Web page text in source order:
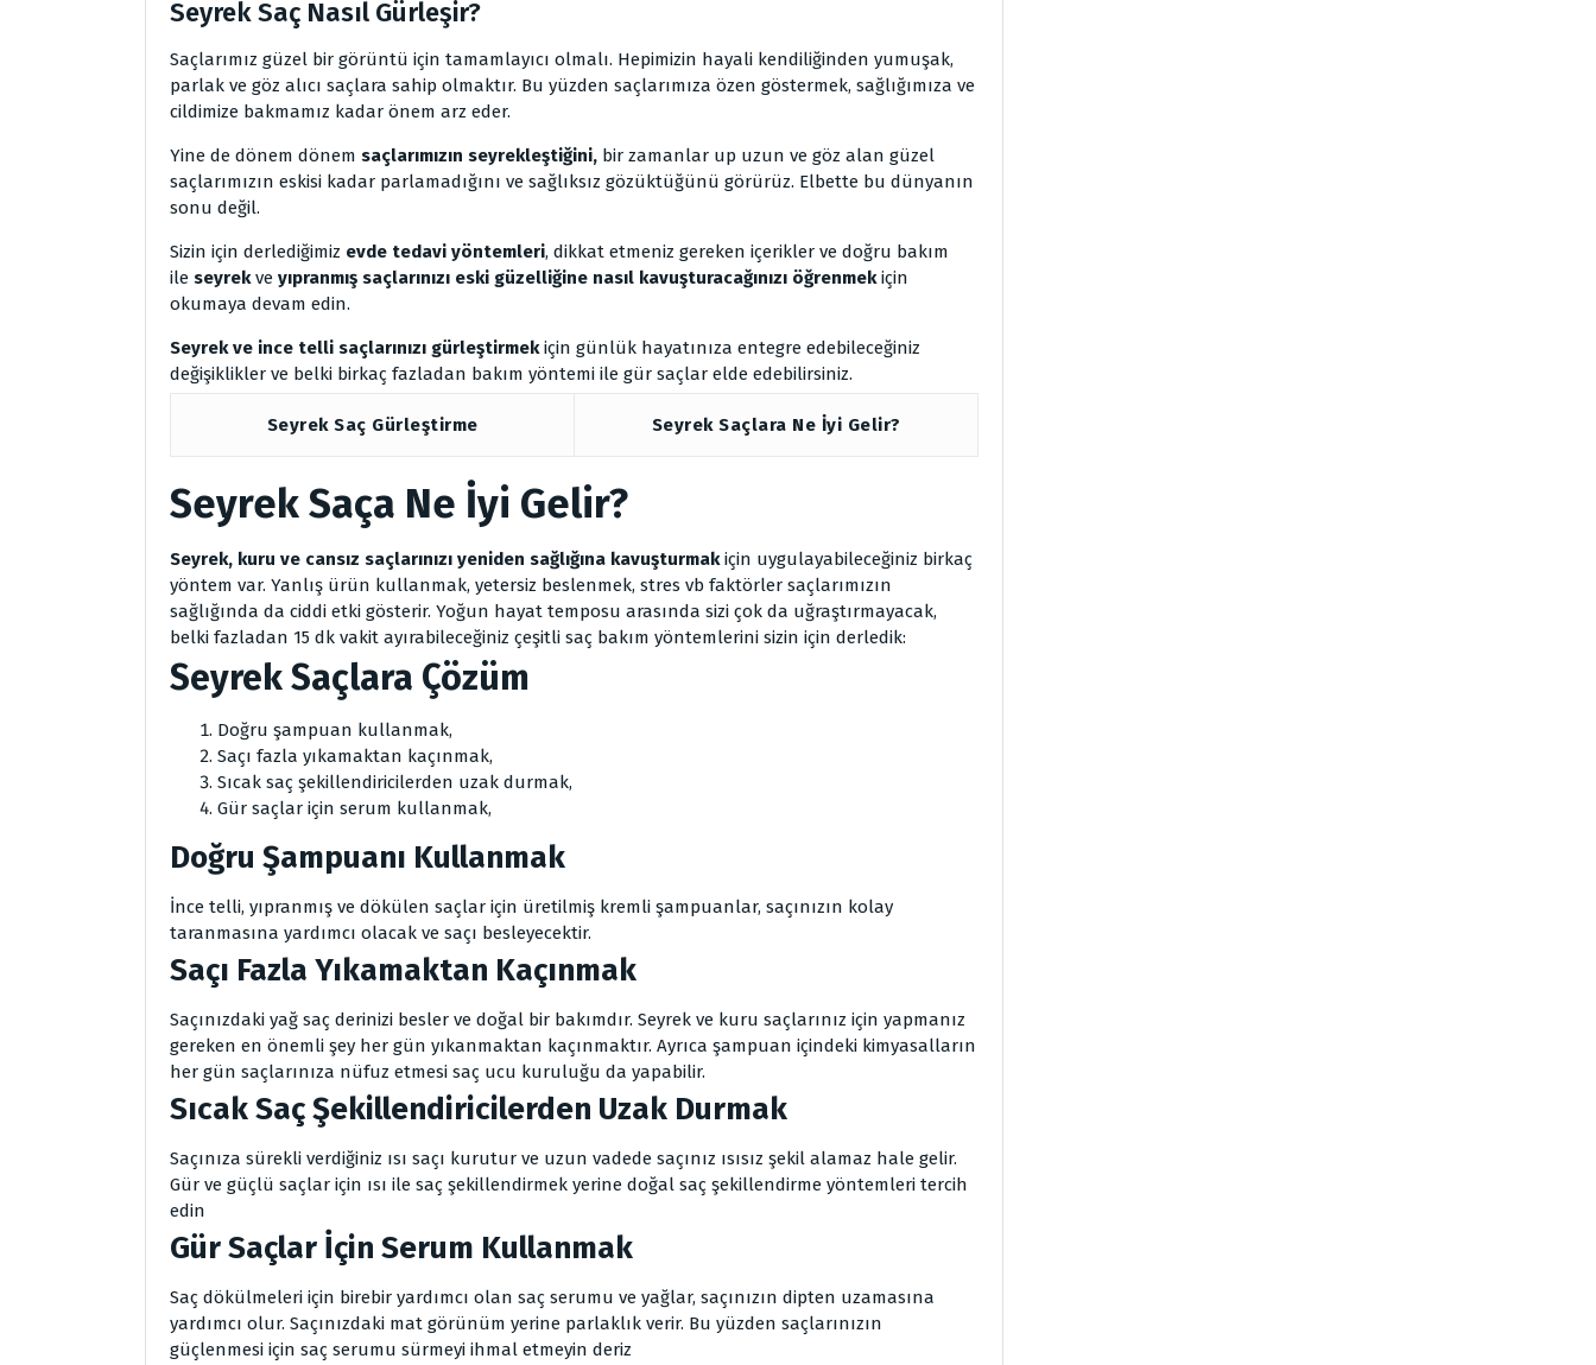
Seyrek Saç Nasıl Gürleşir?
Saçlarımız güzel bir görüntü için tamamlayıcı olmalı. Hepimizin hayali kendiliğinden yumuşak,
parlak ve göz alıcı saçlara sahip olmaktır. Bu yüzden saçlarımıza özen göstermek, sağlığımıza ve
cildimize bakmamız kadar önem arz eder.
Yine de dönem dönem saçlarımızın seyrekleştiğini, bir zamanlar up uzun ve göz alan güzel
saçlarımızın eskisi kadar parlamadığını ve sağlıksız gözüktüğünü görürüz. Elbette bu dünyanın
sonu değil.
Sizin için derlediğimiz evde tedavi yöntemleri, dikkat etmeniz gereken içerikler ve doğru bakım
ile seyrekve yıpranmış saçlarınızı eski güzelliğine nasıl kavuşturacağınızı öğrenmekiçin
okumaya devam edin.
Seyrek ve ince telli saçlarınızı gürleştirmekiçin günlük hayatınıza entegre edebileceğiniz
değişiklikler ve belki birkaç fazladan bakım yöntemi ile gür saçlar elde edebilirsiniz.
Seyrek Saç Gürleştirme Seyrek Saçlara Ne İyi Gelir?
Seyrek Saça Ne İyi Gelir?
Seyrek, kuru ve cansız saçlarınızı yeniden sağlığına kavuşturmakiçin uygulayabileceğiniz birkaç
yöntem var. Yanlış ürün kullanmak, yetersiz beslenmek, stres vb faktörler saçlarımızın
sağlığında da ciddi etki gösterir. Yoğun hayat temposu arasında sizi çok da uğraştırmayacak,
belki fazladan 15 dk vakit ayırabileceğiniz çeşitli saç bakım yöntemlerini sizin için derledik:
Seyrek Saçlara Çözüm
Doğru şampuan kullanmak,
Saçı fazla yıkamaktan kaçınmak,
Sıcak saç şekillendiricilerden uzak durmak,
Gür saçlar için serum kullanmak,
Doğru Şampuanı Kullanmak
İnce telli, yıpranmış ve dökülen saçlar için üretilmiş kremli şampuanlar, saçınızın kolay
taranmasına yardımcı olacak ve saçı besleyecektir.
Saçı Fazla Yıkamaktan Kaçınmak
Saçınızdaki yağ saç derinizi besler ve doğal bir bakımdır. Seyrek ve kuru saçlarınız için yapmanız
gereken en önemli şey her gün yıkanmaktan kaçınmaktır. Ayrıca şampuan içindeki kimyasalların
her gün saçlarınıza nüfuz etmesi saç ucu kuruluğu da yapabilir.
Sıcak Saç Şekillendiricilerden Uzak Durmak
Saçınıza sürekli verdiğiniz ısı saçı kurutur ve uzun vadede saçınız ısısız şekil alamaz hale gelir.
Gür ve güçlü saçlar için ısı ile saç şekillendirmek yerine doğal saç şekillendirme yöntemleri tercih
edin
Gür Saçlar İçin Serum Kullanmak
Saç dökülmeleri için birebir yardımcı olan saç serumu ve yağlar, saçınızın dipten uzamasına
yardımcı olur. Saçınızdaki mat görünüm yerine parlaklık verir. Bu yüzden saçlarınızın
güçlenmesi için saç serumu sürmeyi ihmal etmeyin deriz